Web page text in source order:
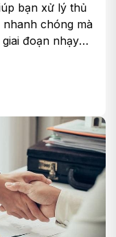
bạn xử lý thủ
chóng mà
đoạn nhạy
sản, quyền